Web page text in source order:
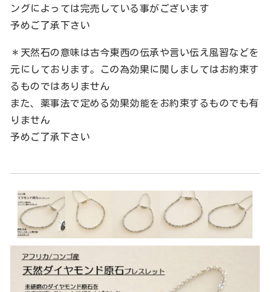
ングによっては完売している事がございます
予めご了承下さい
＊天然石の意味は古今東西の伝承や言い伝え風習などを
元にしております。この為効果に関しましてはお約束す
るものではありません
また、薬事法で定める効果効能をお約束するものでも有
りません
予めご了承下さい